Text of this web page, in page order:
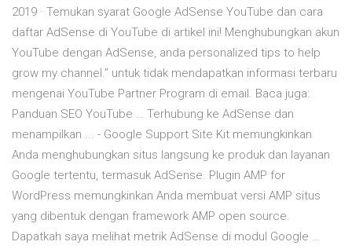
2019 · Temukan syarat Google AdSense YouTube dan cara
daftar AdSense di YouTube di artikel ini! Menghubungkan akun
YouTube dengan AdSense, anda personalized tips to help
grow my channel.” untuk tidak mendapatkan informasi terbaru
mengenai YouTube Partner Program di email. Baca juga:
Panduan SEO YouTube … Terhubung ke AdSense dan
menampilkan ... - Google Support Site Kit memungkinkan
Anda menghubungkan situs langsung ke produk dan layanan
Google tertentu, termasuk AdSense. Plugin AMP for
WordPress memungkinkan Anda membuat versi AMP situs
yang dibentuk dengan framework AMP open source.
Dapatkah saya melihat metrik AdSense di modul Google …